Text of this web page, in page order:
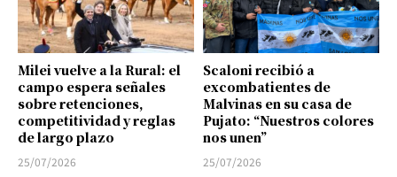
Milei vuelve a la Rural: el
campo espera señales
sobre retenciones,
competitividad y reglas
de largo plazo
25/07/2026
Scaloni recibió a
excombatientes de
Malvinas en su casa de
Pujato: “Nuestros colores
nos unen”
25/07/2026